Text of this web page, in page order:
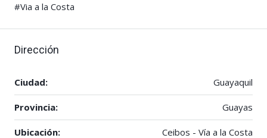
#Via a la Costa
Dirección
Ciudad: Guayaquil
Provincia: Guayas
Ubicación: Ceibos - Vía a la Costa